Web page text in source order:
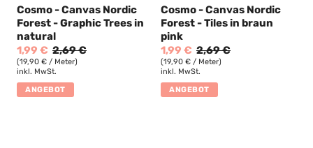
Cosmo - Canvas Nordic
Forest - Graphic Trees in
natural
1,99 € 2,69 €
(19,90 € / Meter)
inkl. MwSt.
ANGEBOT
Cosmo - Canvas Nordic
Forest - Tiles in braun
pink
1,99 € 2,69 €
(19,90 € / Meter)
inkl. MwSt.
ANGEBOT